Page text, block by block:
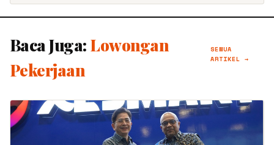
Baca Juga: Lowongan
Pekerjaan
SEMUA
ARTIKEL →